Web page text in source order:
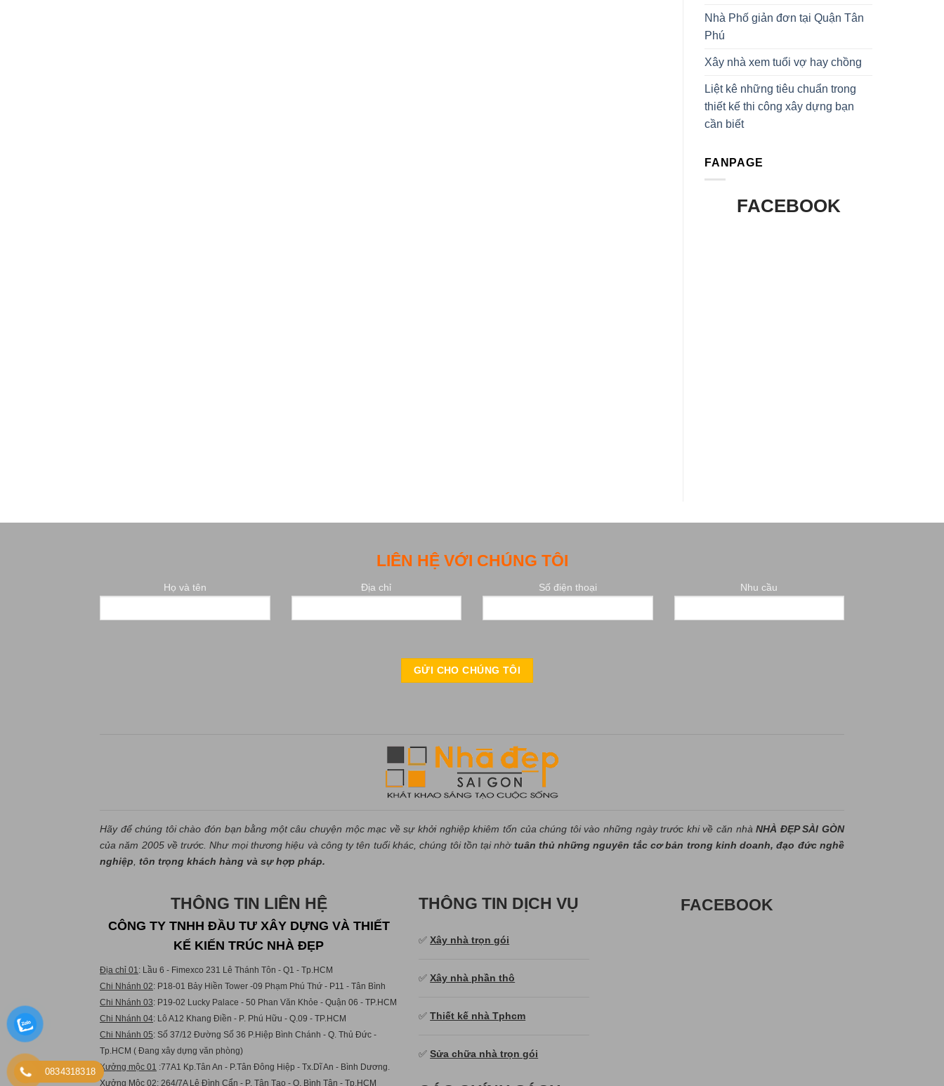
Nhà Phố giản đơn tại Quận Tân
Phú
Xây nhà xem tuổi vợ hay chồng
Liệt kê những tiêu chuẩn trong
thiết kế thi công xây dựng bạn
cần biết
FANPAGE
FACEBOOK
LIÊN HỆ VỚI CHÚNG TÔI
Họ và tên Địa chỉ Số điện thoại Nhu cầu
Hãy để chúng tôi chào đón bạn bằng một câu chuyện mộc mạc về sự khởi nghiệp khiêm tốn của chúng tôi vào những ngày trước khi về căn nhàNHÀ ĐẸP SÀI GÒN
của năm 2005 về trước. Như mọi thương hiệu và công ty tên tuổi khác, chúng tôi tồn tại nhờ tuân thủ những nguyên tắc cơ bản trong kinh doanh, đạo đức nghề
nghiệp tôn trọng khách hàng và sự hợp pháp.
THÔNG TIN LIÊN HỆ
CÔNG TY TNHH ĐẦU TƯ XÂY DỰNG VÀ THIẾT
KẾ KIẾN TRÚC NHÀ ĐẸP
Địa chỉ 01 : Lầu 6 - Fimexco 231 Lê Thánh Tôn - Q1 - Tp.HCM
Chi Nhánh 02: P18-01 Bảy Hiền Tower -09 Phạm Phú Thứ - P11 - Tân Bình
Chi Nhánh 03: P19-02 Lucky Palace - 50 Phan Văn Khỏe - Quận 06 - TP.HCM
Chi Nhánh 04: Lô A12 Khang Điền - P. Phú Hữu - Q.09 - TP.HCM
Chi Nhánh 05: Số 37/12 Đường Số 36 P.Hiệp Bình Chánh - Q. Thủ Đức -
Tp.HCM ( Đang xây dựng văn phòng)
Xưởng mộc 01
:77A1 Kp.Tân An - P.Tân Đông Hiệp - Tx.Dĩ An - Bình Dương.
Xưởng Mộc 02: 264/7A Lê Đình Cẩn - P. Tân Tạo - Q. Bình Tân - Tp.HCM
THÔNG TIN DỊCH VỤ
✅Xây nhà trọn gói
✅Xây nhà phần thô
✅Thiết kế nhà Tphcm
✅Sửa chữa nhà trọn gói
FACEBOOK
0834318318